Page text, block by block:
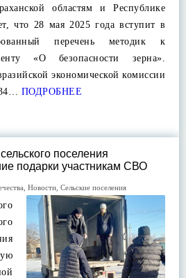
областям и Республике
что 28 мая 2025 года вступит в
перечень методик к
«О безопасности зерна».
экономической комиссии
ПОДРОБНЕЕ
поселения
подарки участникам СВО
Новости Сельские поселения